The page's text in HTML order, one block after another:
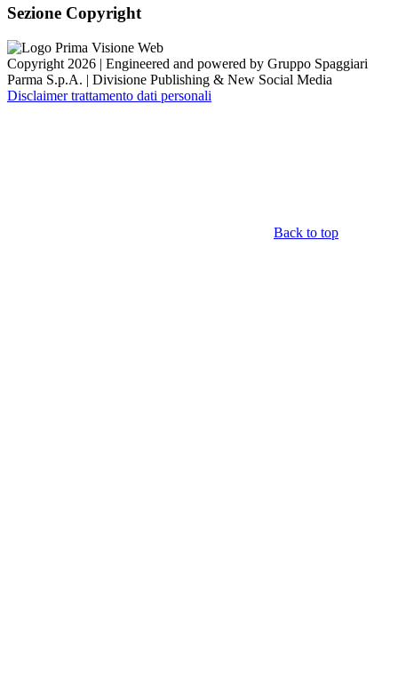
Sezione Copyright
Copyright 2026 | Engineered and powered by Gruppo Spaggiari
Parma S.p.A. | Divisione Publishing & New Social Media
Disclaimer trattamento dati personali
Back to top